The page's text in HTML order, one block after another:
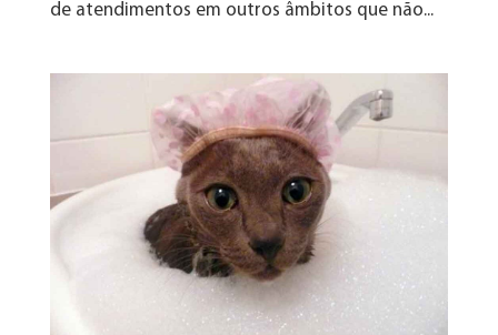
de atendimentos em outros âmbitos que não...